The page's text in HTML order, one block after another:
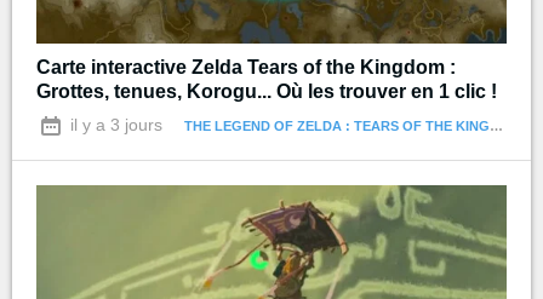
Carte interactive Zelda Tears of the Kingdom :
Grottes, tenues, Korogu... Où les trouver en 1 clic !
il y a 3 jours THE LEGEND OF ZELDA : TEARS OF THE KINGDOM